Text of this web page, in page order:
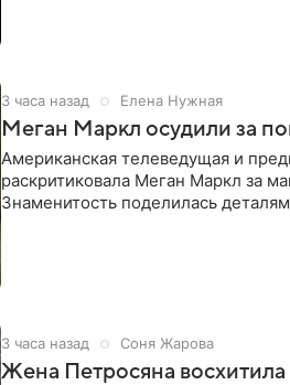
3 часа назад Елена Нужная
Меган Маркл осудили за
Американская телеведущая и
раскритиковала Меган Маркл за
Знаменитость поделилась
3 часа назад Соня Жарова
Жена Петросяна